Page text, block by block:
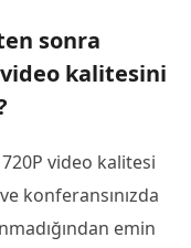
sonra
kalitesini
video kalitesi
konferansınızda
emin